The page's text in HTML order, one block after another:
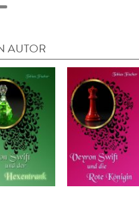
AUTOR